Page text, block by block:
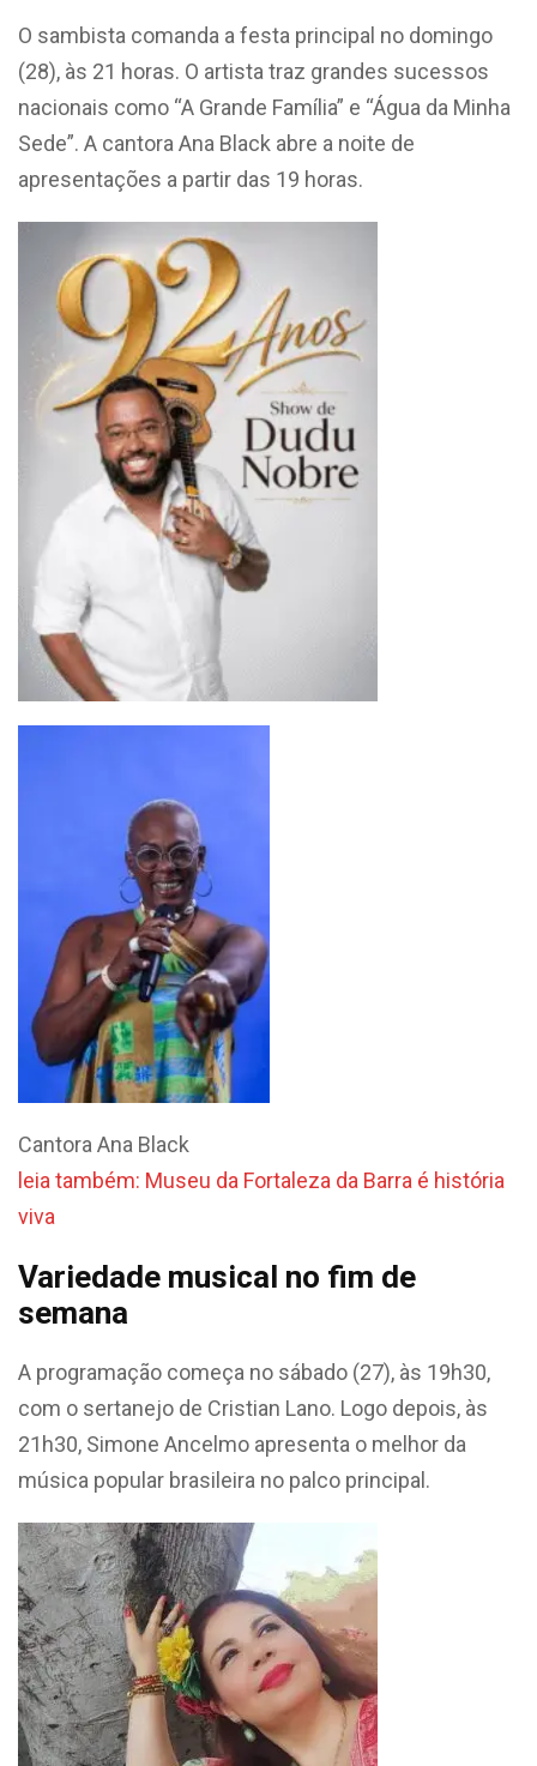
O sambista comanda a festa principal no domingo
(28), às 21 horas. O artista traz grandes sucessos
nacionais como “A Grande Família” e “Água da Minha
Sede”. A cantora Ana Black abre a noite de
apresentações a partir das 19 horas.
Cantora Ana Black
leia também: Museu da Fortaleza da Barra é história
viva
Variedade musical no fim de
semana
A programação começa no sábado (27), às 19h30,
com o sertanejo de Cristian Lano. Logo depois, às
21h30, Simone Ancelmo apresenta o melhor da
música popular brasileira no palco principal.